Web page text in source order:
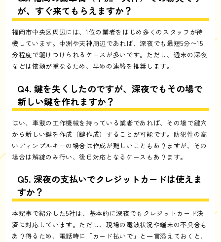
が、すぐ来てもらえますか？
福岡市中央区周辺には、1位の業者をはじめ多くのスタッフが待
機しています。中洲や天神周辺であれば、深夜でも最短5分〜15
分程度で駆けつけられるケースが多いです。ただし、週末の深夜
などは依頼が重なるため、早めの連絡を推奨します。
Q4. 鍵を失くしたのですが、深夜でもその場で
新しい鍵を作れますか？
はい、車載の工作機械を持っている業者であれば、その場で鍵穴
から新しい鍵を作成（鍵作成）することが可能です。防犯性の高
いディンプルキーの場合は作成が難しいこともありますが、その
場合は解錠のみ行い、後日対応となるケースもあります。
Q5. 深夜の支払いでクレジットカードは使えま
すか？
本記事で紹介した5社は、基本的に深夜でもクレジットカード決
済に対応しています。ただし、現場の電波状況や端末の不具合も
あり得るため、電話時に「カード払いで」と一言添えておくと、